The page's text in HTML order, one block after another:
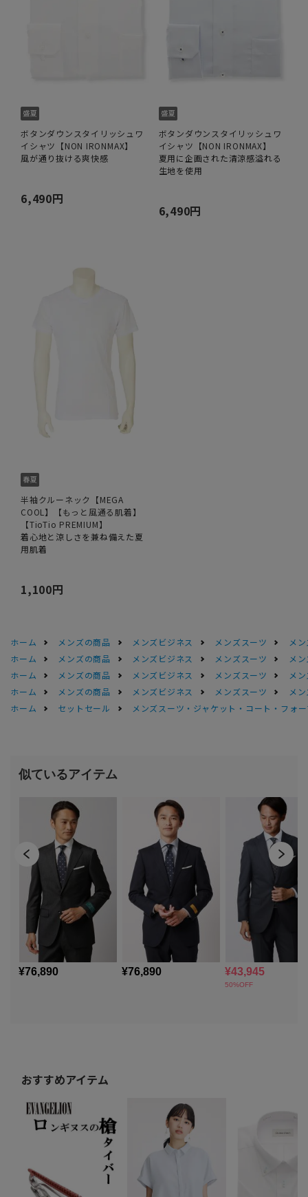
ボタンダウンスタイリッシュワ
イシャツ【NON IRONMAX】
風が通り抜ける爽快感
6,490円
ボタンダウンスタイリッシュワ
イシャツ【NON IRONMAX】
夏用に企画された清涼感溢れる
生地を使用
6,490円
半袖クルーネック【MEGA
COOL】【もっと風通る肌着】
【TioTio PREMIUM】
着心地と涼しさを兼ね備えた夏
用肌着
1,100円
ホーム メンズの商品 メンズビジネス メンズスーツ
メ
ホーム
メンズの商品 メンズビジネス メンズスーツ
メ
ホーム
メンズの商品 メンズビジネス メンズスーツ
メ
ホーム
メンズの商品 メンズビジネス メンズスーツ
メ
ホーム
セットセール メンズスーツ・ジャケット・コート・フォ